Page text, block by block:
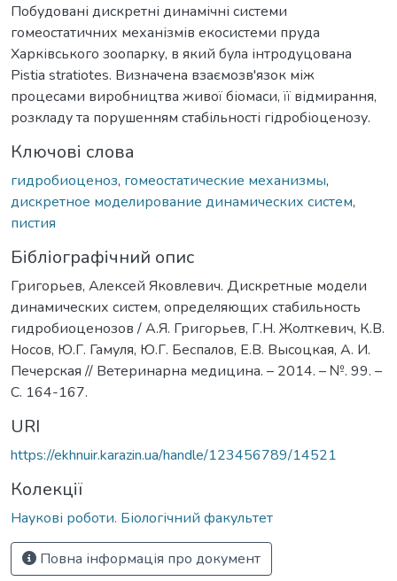
Побудовані дискретні динамічні системи
гомеостатичних механізмів екосистеми пруда
Харківського зоопарку, в який була інтродуцована
Pistia stratiotes. Визначена взаємозв'язок між
процесами виробництва живої біомаси, її відмирання,
розкладу та порушенням стабільності гідробіоценозу.
Ключові слова
гидробиоценоз, гомеостатические механизмы,
дискретное моделирование динамических систем,
пистия
Бібліографічний опис
Григорьев, Алексей Яковлевич. Дискретные модели
динамических систем, определяющих стабильность
гидробиоценозов / А.Я. Григорьев, Г.Н. Жолткевич, К.В.
Носов, Ю.Г. Гамуля, Ю.Г. Беспалов, Е.В. Высоцкая, А. И.
Печерская // Ветеринарна медицина. – 2014. – №. 99. –
С. 164-167.
URI
https://ekhnuir.karazin.ua/handle/123456789/14521
Колекції
Наукові роботи. Біологічний факультет
Повна інформація про документ